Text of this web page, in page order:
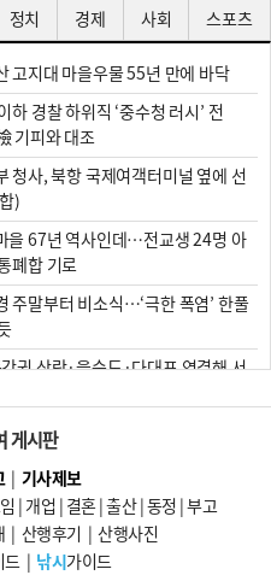
정치 경제 사회 스포츠
고지대 마을우물 55년 만에 바닥
하 경찰 하위직 ‘중수청 러시’ 전
기피와 대조
청사, 북항 국제여객터미널 옆에 선
)
을 67년 역사인데…전교생 24명 아
폐합 기로
주말부터 비소식…‘극한 폭염’ 한풀
권 삼락·을숙도·다대포 연결해 서
날씨- 2026년 8월 7일
선원 ‘인신매매 경유지’ 된 부산…
현실로
수부 신청사 북항으로 확정, 해양
약의 전환점
게시판
| 기사제보
| 개업 | 결혼|출산|동정 |부고
| 산행후기 | 산행사진
드| 낚시가이드